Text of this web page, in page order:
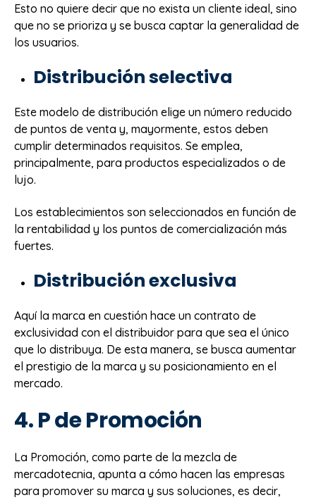
Esto no quiere decir que no exista un cliente ideal, sino
que no se prioriza y se busca captar la generalidad de
los usuarios.
Distribución selectiva
Este modelo de distribución elige un número reducido
de puntos de venta y, mayormente, estos deben
cumplir determinados requisitos. Se emplea,
principalmente, para productos especializados o de
lujo.
Los establecimientos son seleccionados en función de
la rentabilidad y los puntos de comercialización más
fuertes.
Distribución exclusiva
Aquí la marca en cuestión hace un contrato de
exclusividad con el distribuidor para que sea el único
que lo distribuya. De esta manera, se busca aumentar
el prestigio de la marca y su posicionamiento en el
mercado.
4. P de Promoción
La Promoción, como parte de la mezcla de
mercadotecnia, apunta a cómo hacen las empresas
para promover su marca y sus soluciones, es decir,